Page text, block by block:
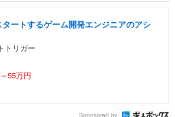
ートするゲーム開発エンジニアのアシ
トリガー
55万円